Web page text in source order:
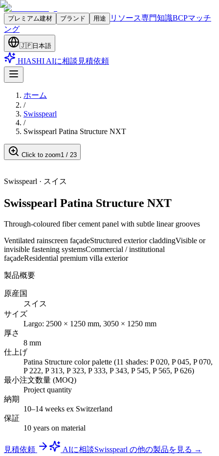
プレミアム建材 ブランド 用途 リソース専門知識BCPマッチ
ング
🇯🇵日本語
HIASHI AIに相談 見積依頼
ホーム
/
Swisspearl
/
Swisspearl Patina Structure NXT
Click to zoom1 / 23
Swisspearl · スイス
Swisspearl Patina Structure NXT
Through-coloured fiber cement panel with subtle linear grooves
Ventilated rainscreen façadeStructured exterior claddingVisible or
invisible fastening systemsCommercial / institutional
façadeResidential premium villa exterior
製品概要
原産国
スイス
サイズ
Largo: 2500 × 1250 mm, 3050 × 1250 mm
厚さ
8 mm
仕上げ
Patina Structure color palette (11 shades: P 020, P 045, P 070,
P 222, P 313, P 323, P 333, P 343, P 545, P 565, P 626)
最小注文数量 (MOQ)
Project quantity
納期
10–14 weeks ex Switzerland
保証
10 years on material
見積依頼 AIに相談Swisspearl の他の製品を見る →